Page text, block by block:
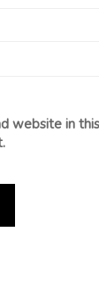
website in